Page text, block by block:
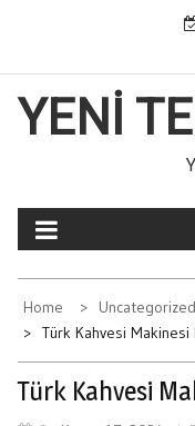
content
YENI
Home
Uncategorized
Türk Kahvesi Makinesi
Türk Kahvesi